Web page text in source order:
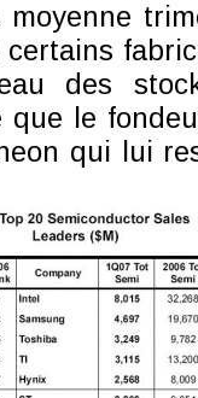
des
que le
qui lui